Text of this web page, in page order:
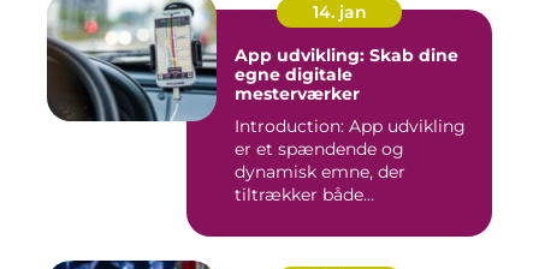
14. jan
App udvikling: Skab dine
egne digitale
mesterværker
Introduction: App udvikling
er et spændende og
dynamisk emne, der
tiltrækker både